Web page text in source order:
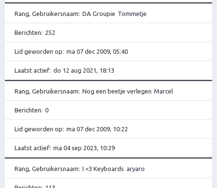
Rang, Gebruikersnaam DA Groupie Tommetje
Berichten 252
Lid geworden op ma 07 dec 2009, 05:40
Laatst actief do 12 aug 2021, 18:13
Rang, Gebruikersnaam Nog een beetje verlegen Marcel
Berichten 0
Lid geworden op ma 07 dec 2009, 10:22
Laatst actief ma 04 sep 2023, 10:29
Rang, Gebruikersnaam I <3 Keyboards aryaro